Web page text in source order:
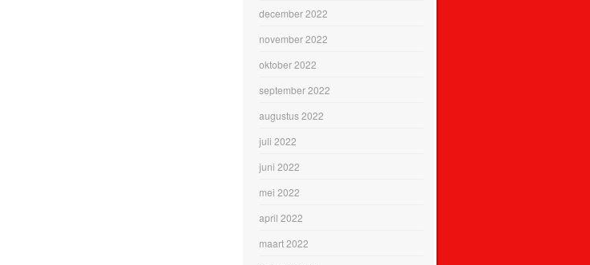
december 2022
november 2022
oktober 2022
september 2022
augustus 2022
juli 2022
juni 2022
mei 2022
april 2022
maart 2022